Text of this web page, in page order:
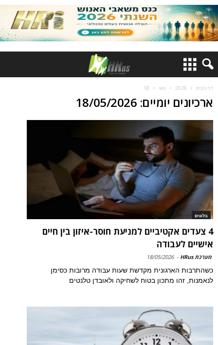
דף הבית 2026 מאי 18
ארכיונים יומיים: 18/05/2026
בלוגים
4 צעדים אקטיביים למניעת חוסר-איזון בין חיים
אישיים לעבודה
מערכת HRus -
18/05/2026
כשהתרבות הארגונית מקדשת שעות עבודה מרובות כסימן
לנאמנות, זהו מתכון בטוח לשחיקה ולאובדן טלנטים